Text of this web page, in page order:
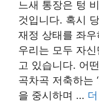
느새 통장은 텅
것입니다. 혹시
재정 상태를 좌
우리는 모두 자
고 있습니다. 어
곡차곡 저축하는
을 중시하며 …